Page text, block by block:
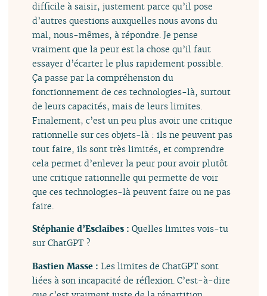
difficile à saisir, justement parce qu’il pose
d’autres questions auxquelles nous avons du
mal, nous-mêmes, à répondre. Je pense
vraiment que la peur est la chose qu’il faut
essayer d’écarter le plus rapidement possible.
Ça passe par la compréhension du
fonctionnement de ces technologies-là, surtout
de leurs capacités, mais de leurs limites.
Finalement, c’est un peu plus avoir une critique
rationnelle sur ces objets-là : ils ne peuvent pas
tout faire, ils sont très limités, et comprendre
cela permet d’enlever la peur pour avoir plutôt
une critique rationnelle qui permette de voir
que ces technologies-là peuvent faire ou ne pas
faire.
Stéphanie d’Esclaibes :Quelles limites vois-tu
sur ChatGPT ?
Bastien Masse :Les limites de ChatGPT sont
liées à son incapacité de réflexion. C’est-à-dire